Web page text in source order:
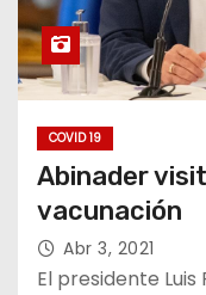
COVID 19
Abinader
vacunación
Abr 3, 2021
El presidente